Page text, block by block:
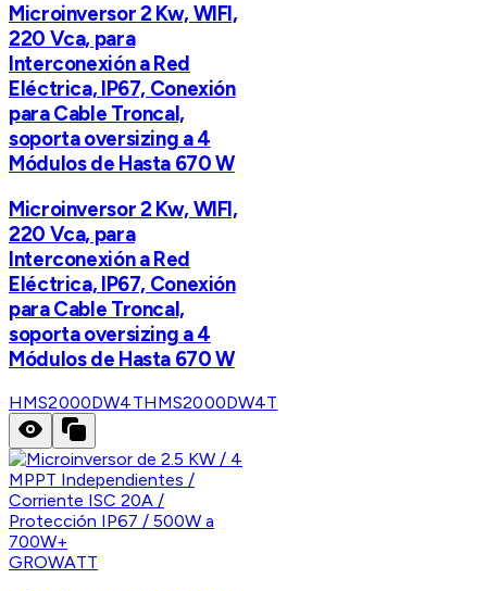
Microinversor 2 Kw, WIFI,
220 Vca, para
Interconexión a Red
Eléctrica, IP67, Conexión
para Cable Troncal,
soporta oversizing a 4
Módulos de Hasta 670 W
Microinversor 2 Kw, WIFI,
220 Vca, para
Interconexión a Red
Eléctrica, IP67, Conexión
para Cable Troncal,
soporta oversizing a 4
Módulos de Hasta 670 W
HMS2000DW4THMS2000DW4T
GROWATT